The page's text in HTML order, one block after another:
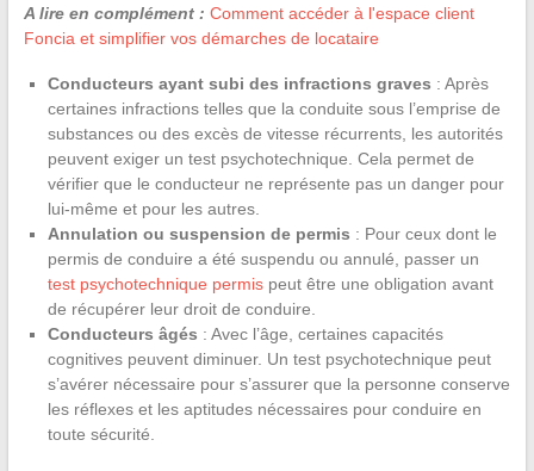
A lire en complément : Comment accéder à l'espace client
Foncia et simplifier vos démarches de locataire
Conducteurs ayant subi des infractions graves : Après
certaines infractions telles que la conduite sous l’emprise de
substances ou des excès de vitesse récurrents, les autorités
peuvent exiger un test psychotechnique. Cela permet de
vérifier que le conducteur ne représente pas un danger pour
lui-même et pour les autres.
Annulation ou suspension de permis : Pour ceux dont le
permis de conduire a été suspendu ou annulé, passer un
test psychotechnique permispeut être une obligation avant
de récupérer leur droit de conduire.
Conducteurs âgés : Avec l’âge, certaines capacités
cognitives peuvent diminuer. Un test psychotechnique peut
s’avérer nécessaire pour s’assurer que la personne conserve
les réflexes et les aptitudes nécessaires pour conduire en
toute sécurité.